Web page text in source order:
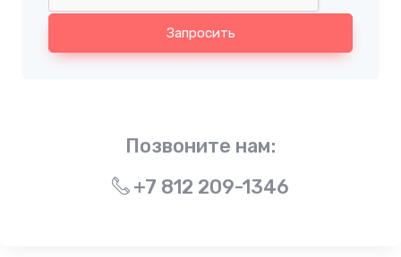
Запросить
Позвоните нам:
+7 812 209-1346